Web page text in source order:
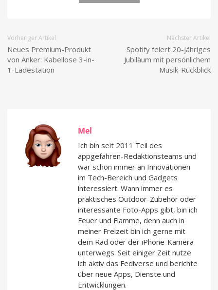
Vorheriger Artikel
Neues Premium-Produkt
von Anker: Kabellose 3-in-
1-Ladestation
Nächster Artikel
Spotify feiert 20-jähriges
Jubiläum mit persönlichem
Musik-Rückblick
Mel
Ich bin seit 2011 Teil des
appgefahren-Redaktionsteams und
war schon immer an Innovationen
im Tech-Bereich und Gadgets
interessiert. Wann immer es
praktisches Outdoor-Zubehör oder
interessante Foto-Apps gibt, bin ich
Feuer und Flamme, denn auch in
meiner Freizeit bin ich gerne mit
dem Rad oder der iPhone-Kamera
unterwegs. Seit einiger Zeit nutze
ich aktiv das Fediverse und berichte
über neue Apps, Dienste und
Entwicklungen.